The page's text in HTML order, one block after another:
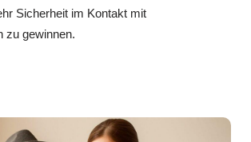
Sicherheit im Kontakt mit
zu gewinnen.